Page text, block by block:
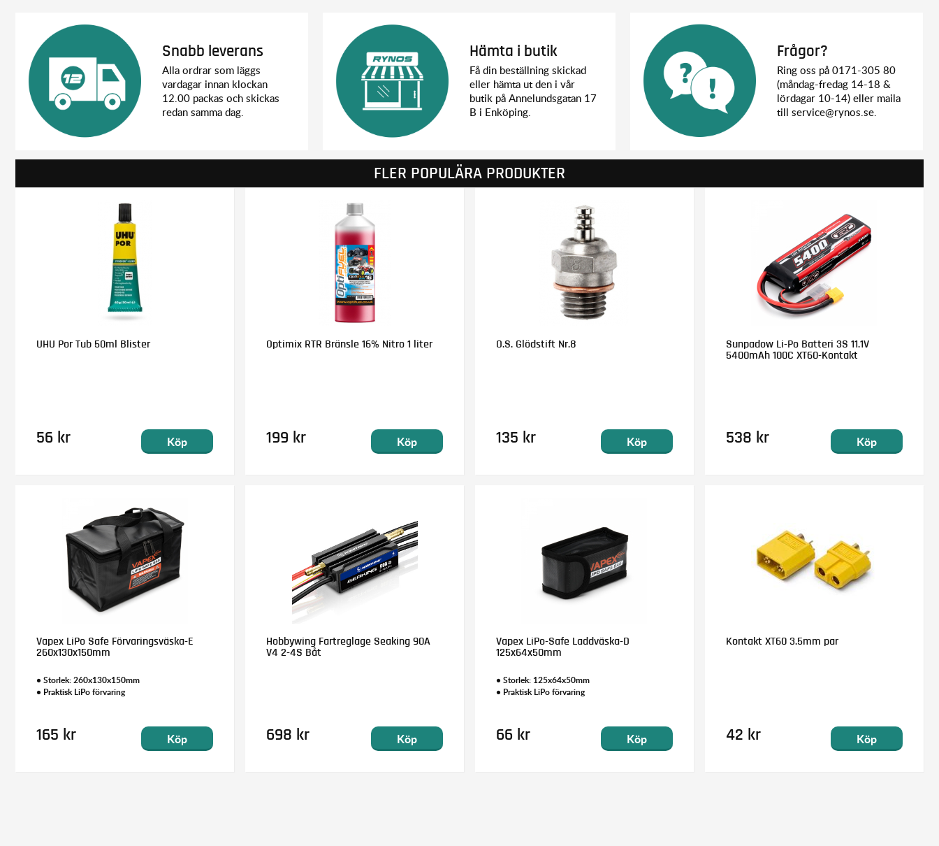
Snabb leverans
Alla ordrar som läggs
vardagar innan klockan
12.00 packas och skickas
redan samma dag.
Hämta i butik
Få din beställning skickad
eller hämta ut den i vår
butik på Annelundsgatan 17
B i Enköping.
Frågor?
Ring oss på 0171-305 80
(måndag-fredag 14-18 &
lördagar 10-14) eller maila
till service@rynos.se.
FLER POPULÄRA PRODUKTER
UHU Por Tub 50ml Blister
56 kr Köp
Optimix RTR Bränsle 16% Nitro 1 liter
199 kr Köp
O.S. Glödstift Nr.8
135 kr Köp
Sunpadow Li-Po Batteri 3S 11.1V
5400mAh 100C XT60-Kontakt
538 kr Köp
Vapex LiPo Safe Förvaringsväska-E
260x130x150mm
• Storlek: 260x130x150mm
• Praktisk LiPo förvaring
165 kr Köp
Hobbywing Fartreglage Seaking 90A
V4 2-4S Båt
698 kr Köp
Vapex LiPo-Safe Laddväska-D
125x64x50mm
• Storlek: 125x64x50mm
• Praktisk LiPo förvaring
66 kr Köp
Kontakt XT60 3.5mm par
42 kr Köp